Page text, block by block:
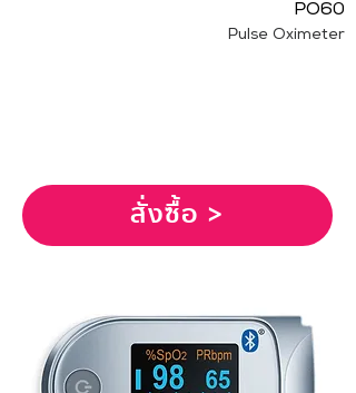
PO60
Pulse Oximeter
สั่งซื้อ >